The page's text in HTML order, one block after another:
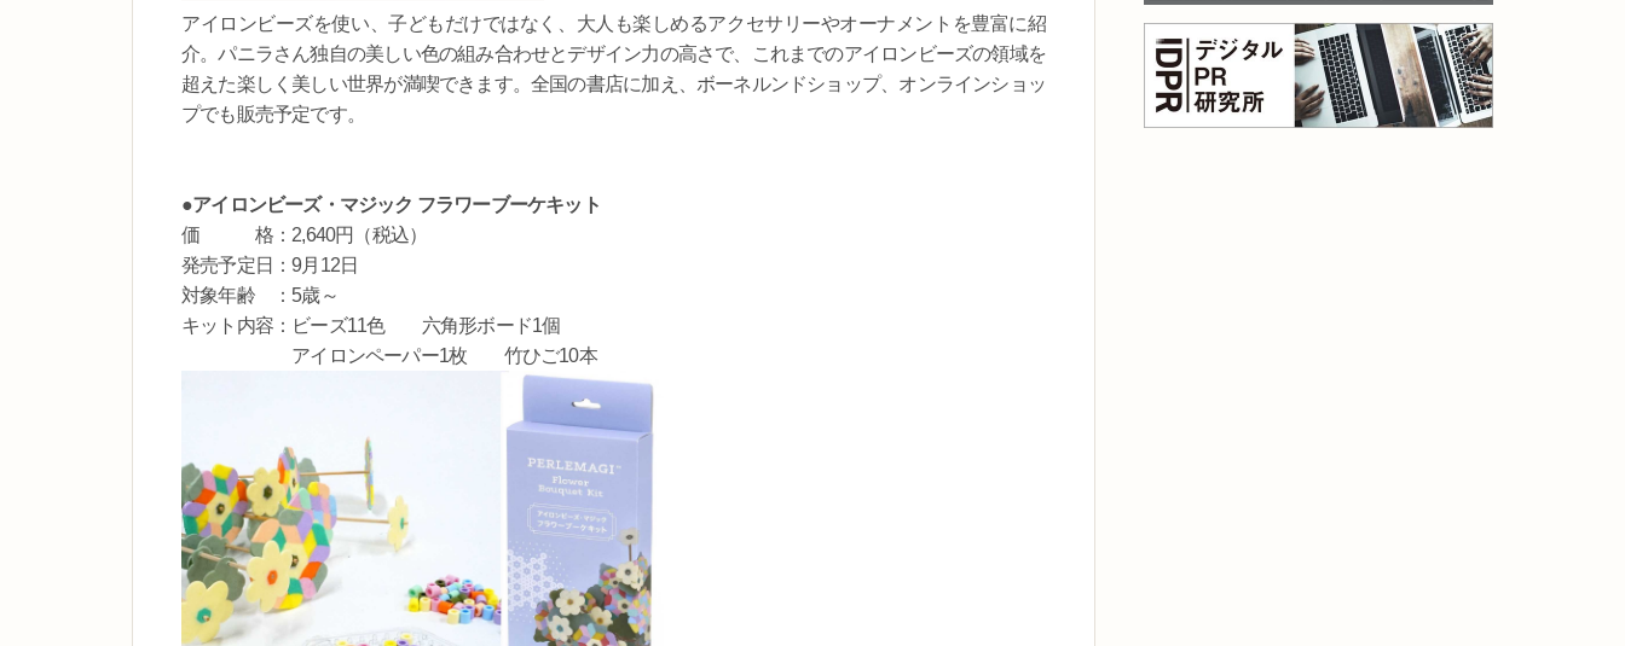
アイロンビーズを使い、子どもだけではなく、大人も楽しめるアクセサリーやオーナメントを豊富に紹
介。パニラさん独自の美しい色の組み合わせとデザイン力の高さで、これまでのアイロンビーズの領域を
超えた楽しく美しい世界が満喫できます。全国の書店に加え、ボーネルンドショップ、オンラインショッ
プでも販売予定です。
●アイロンビーズ・マジック フラワーブーケキット
価 格：2,640円（税込）
発売予定日：9月12日
対象年齢 ：5歳～
キット内容：ビーズ11色 六角形ボード1個
アイロンペーパー1枚 竹ひご10本